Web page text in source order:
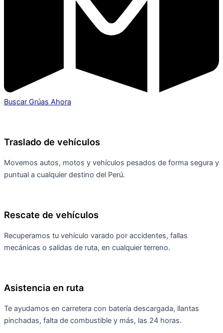
Buscar Grúas Ahora
Traslado de vehículos
Movemos autos, motos y vehículos pesados de forma segura y
puntual a cualquier destino del Perú.
Rescate de vehículos
Recuperamos tu vehículo varado por accidentes, fallas
mecánicas o salidas de ruta, en cualquier terreno.
Asistencia en ruta
Te ayudamos en carretera con batería descargada, llantas
pinchadas, falta de combustible y más, las 24 horas.